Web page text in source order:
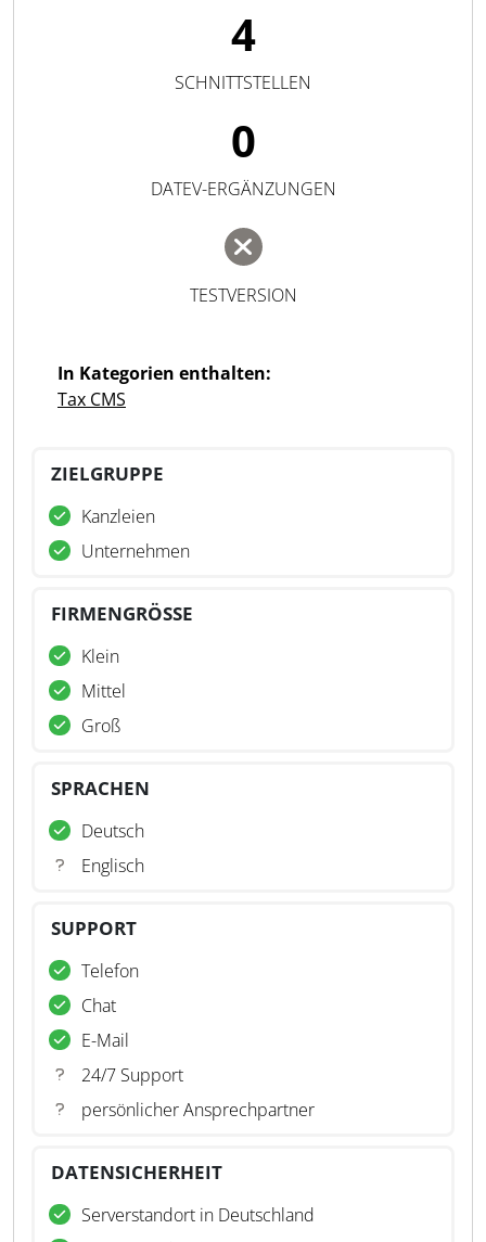
4
SCHNITTSTELLEN
0
DATEV-ERGÄNZUNGEN
TESTVERSION
In Kategorien enthalten:
Tax CMS
ZIELGRUPPE
Kanzleien
Unternehmen
FIRMENGRÖSSE
Klein
Mittel
Groß
SPRACHEN
Deutsch
Englisch
SUPPORT
Telefon
Chat
E-Mail
24/7 Support
persönlicher Ansprechpartner
DATENSICHERHEIT
Serverstandort in Deutschland